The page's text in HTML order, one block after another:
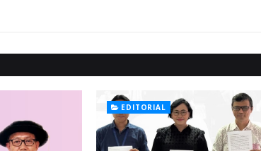
EDITORIAL